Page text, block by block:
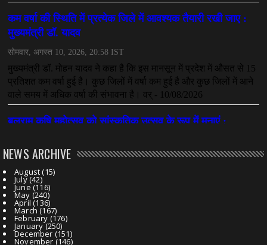
NEWS ARCHIVE
August(15)
July(42)
June(116)
May (240)
April (136)
March (167)
February (176)
January(250)
December (151)
November (146)